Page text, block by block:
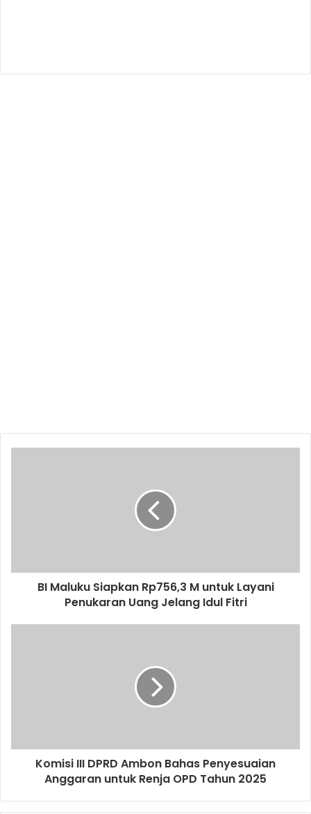
BI Maluku Siapkan Rp756,3 M untuk Layani
Penukaran Uang Jelang Idul Fitri
Komisi III DPRD Ambon Bahas Penyesuaian
Anggaran untuk Renja OPD Tahun 2025